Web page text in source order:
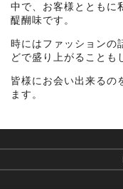
中で、お客様とともに
醍醐味です。
時にはファッションの
どで盛り上がることも
皆様にお会い出来るの
ます。